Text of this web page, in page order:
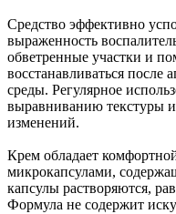
Средство эффективно
выраженность
обветренные участки и
восстанавливаться
среды. Регулярное
выравниванию текстуры
изменений.
Крем обладает
микрокапсулами,
капсулы растворяются,
Формула не содержит